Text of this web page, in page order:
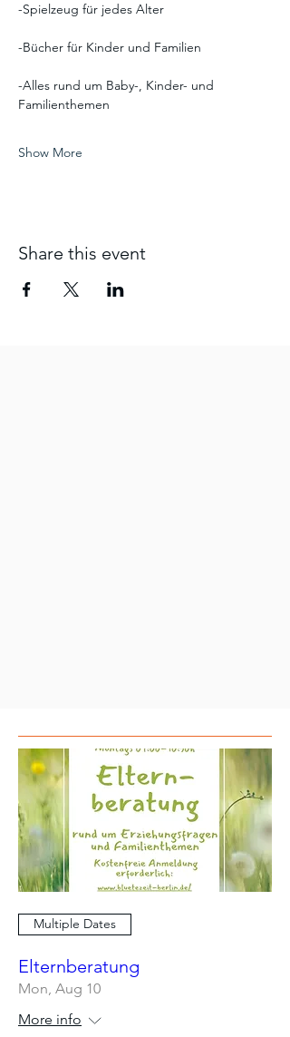
-Spielzeug für jedes Alter
-Bücher für Kinder und Familien
-Alles rund um Baby-, Kinder- und
Familienthemen
Show More
Share this event
Multiple Dates
Elternberatung
Mon, Aug 10
More info